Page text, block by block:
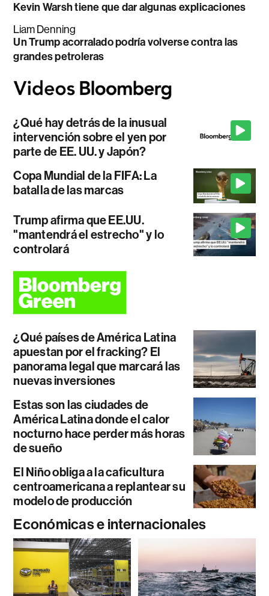
Kevin Warsh tiene que dar algunas explicaciones
Liam Denning
Un Trump acorralado podría volverse contra las
grandes petroleras
¿Qué hay detrás de la inusual
intervención sobre el yen por
parte de EE. UU. y Japón?
Copa Mundial de la FIFA: La
batalla de las marcas
Trump afirma que EE.UU.
"mantendrá el estrecho" y lo
controlará
¿Qué países de América Latina
apuestan por el fracking? El
panorama legal que marcará las
nuevas inversiones
Estas son las ciudades de
América Latina donde el calor
nocturno hace perder más horas
de sueño
El Niño obliga a la caficultura
centroamericana a replantear su
modelo de producción
Económicas e internacionales